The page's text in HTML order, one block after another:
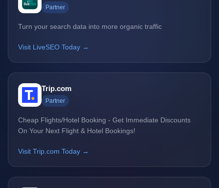
Partner
Turn your search data into more organic traffic
Visit LiveSEO Today →
Trip.com
Partner
Cheap Flights/Hotel Booking - Get Immediate Discounts
On Your Next Flight & Hotel Bookings!
Visit Trip.com Today →